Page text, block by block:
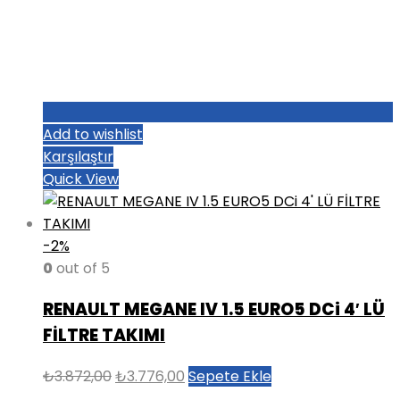
Add to wishlist
Karşılaştır
Quick View
-2%
0 out of 5
RENAULT MEGANE IV 1.5 EURO5 DCi 4′ LÜ
FİLTRE TAKIMI
₺3.872,00Orijinal
₺3.776,00 Şu
Sepete Ekle